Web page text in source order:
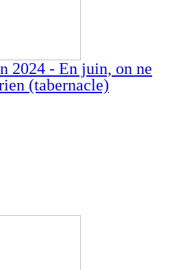
2024 - En juin, on ne
(tabernacle)